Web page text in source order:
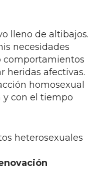
lleno de altibajos.
necesidades
comportamientos
heridas afectivas.
homosexual
y con el tiempo
heterosexuales